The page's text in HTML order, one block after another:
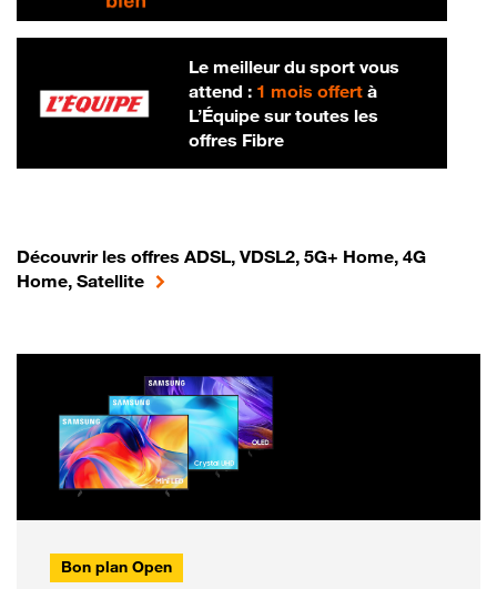
Le meilleur du sport vous
attend : 1 mois offertà
L’Équipe sur toutes les
offres Fibre
Découvrir les offres ADSL, VDSL2, 5G+ Home, 4G
Home, Satellite
Bon plan Open